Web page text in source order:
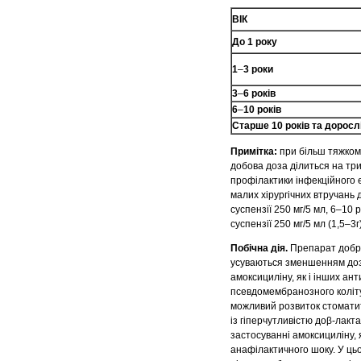
ВІК
До 1 року
1–3 роки
3–6 років
6–10 років
Старше 10 років та
Примітка: при більш
добова доза ділиться на
профілактики інфекційного
малих хірургічних
суспензії 250 мг/5 мл, 6–10
суспензії 250 мг/5 мл
Побічна дія. Препарат
усуваються зменшенням
амоксициліну, як і інших
псевдомембранозного
можливий розвиток
із гіперчутливістю доβ-
застосуванні амоксициліну,
анафілактичного шоку. У